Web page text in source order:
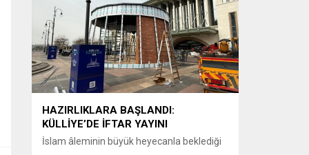
veya şehir içi noktalara ulaşımın önceden
planlanması büyük kolaylık sağlar.
Günümüzde birçok ziyaretçi, klasik ulaşım
yöntemleri yerine önceden organize edilen
sistemleri tercih etmektedir. Bu
kapsamda Antalya airport transfer hizmetleri,...
HAZIRLIKLARA BAŞLANDI:
KÜLLİYE’DE İFTAR YAYINI
İslam âleminin büyük heyecanla beklediği